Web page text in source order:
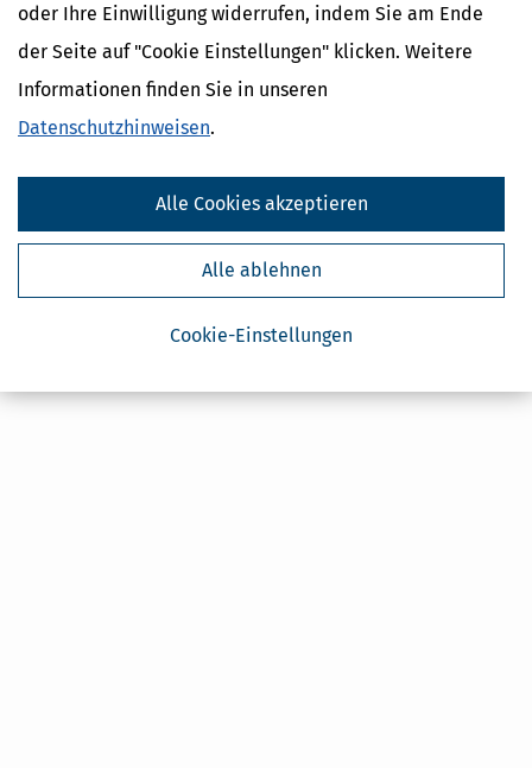
oder Ihre Einwilligung widerrufen, indem Sie am Ende
der Seite auf "Cookie Einstellungen" klicken. Weitere
Informationen finden Sie in unseren
Datenschutzhinweisen.
Cookie-Einstellungen
Alle ablehnen
Alle Cookies akzeptieren